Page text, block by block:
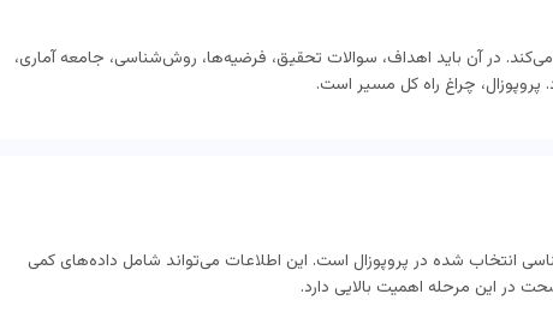
در آن باید اهداف، سوالات تحقیق، فرضیه‌ها، روش‌شناسی، جامعه آماری،
پروپوزال، چراغ راه کل مسیر است.
انتخاب شده در پروپوزال است. این اطلاعات می‌تواند شامل داده‌های کمی
در این مرحله اهمیت بالایی دارد.